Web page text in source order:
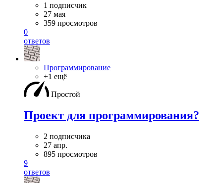
1 подписчик
27 мая
359 просмотров
0
ответов
Программирование
+1 ещё
Простой
Проект для программирования?
2 подписчика
27 апр.
895 просмотров
9
ответов